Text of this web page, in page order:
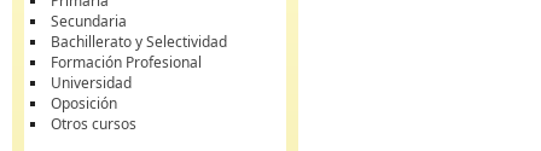
Secundaria
Bachillerato y Selectividad
Formación Profesional
Universidad
Oposición
Otros cursos